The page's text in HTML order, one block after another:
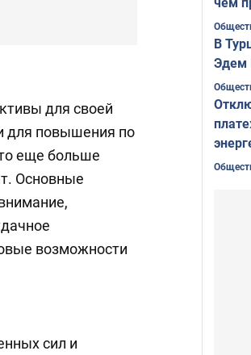
для своей
для повышения по
еще больше
Основные
возможности
сил и
чем
В
Эдем